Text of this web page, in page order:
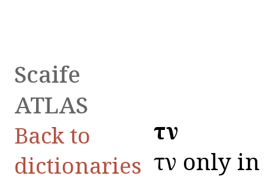
Scaife
ATLAS
Back to
dictionaries
τᾶν
τᾶν only